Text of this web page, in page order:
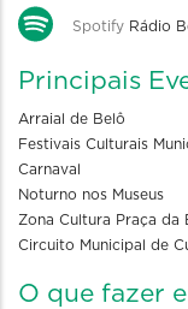
Spotify Rádio
Principais
Arraial de Belô
Festivais Culturais
Carnaval
Noturno nos Museus
Zona Cultura Praça da
Circuito Municipal de
O que fazer